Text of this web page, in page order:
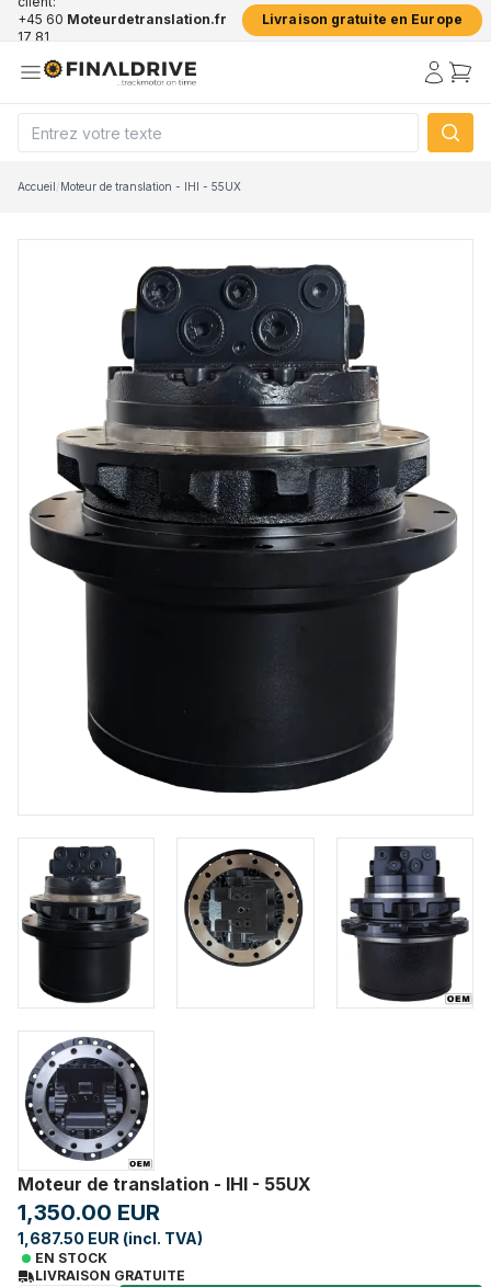
+45 60
17 81
Moteurdetranslation.fr Livraison gratuite en Europe
Accueil/Moteur de translation - IHI - 55UX
Moteur de translation - IHI - 55UX
1,350.00 EUR
1,687.50 EUR (incl. TVA)
EN STOCK
LIVRAISON GRATUITE